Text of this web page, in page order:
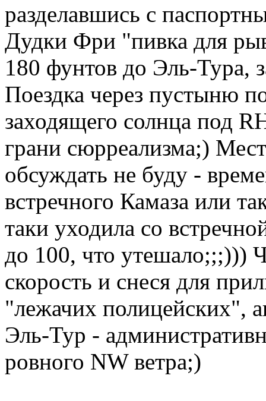
разделавшись с
Дудки Фри "пивка для
180 фунтов до Эль-Тура,
Поездка через пустыню
заходящего солнца под
грани сюрреализма;)
обсуждать не буду -
встречного Камаза или
таки уходила со
до 100, что утешало;;;)))
скорость и снеся для
"лежачих полицейских",
Эль-Тур -
ровного NW ветра;)